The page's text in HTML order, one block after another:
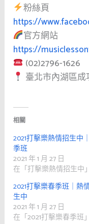
粉絲頁
https://
官方網站
https://
(02)2796-1626
臺北市內湖區成
相關
2021打擊樂熱情招生中
季班
2021 年 1 月 27 日
在「打擊樂熱情招生中
2021打擊樂春季班｜熱
生中
2021 年 1 月 27 日
在「2021打擊樂春季班